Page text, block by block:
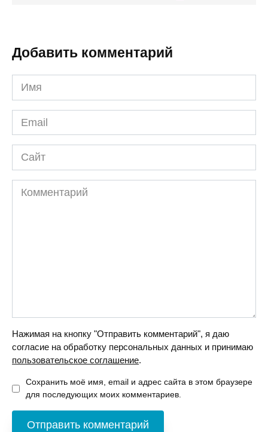
Добавить комментарий
Имя
Email
Сайт
Комментарий
Нажимая на кнопку "Отправить комментарий", я даю
согласие на обработку персональных данных и принимаю
пользовательское соглашение.
Сохранить моё имя, email и адрес сайта в этом браузере
для последующих моих комментариев.